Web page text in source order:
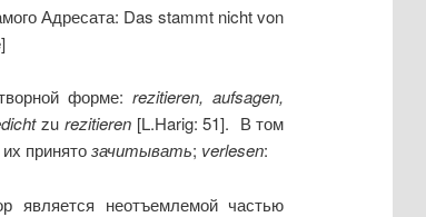
Адресата: Das stammt nicht von
форме:rezitieren,aufsagen,
zu rezitieren[L.Harig: 51]. В том
принятозачитывать; verlesen:
является неотъемлемой частью